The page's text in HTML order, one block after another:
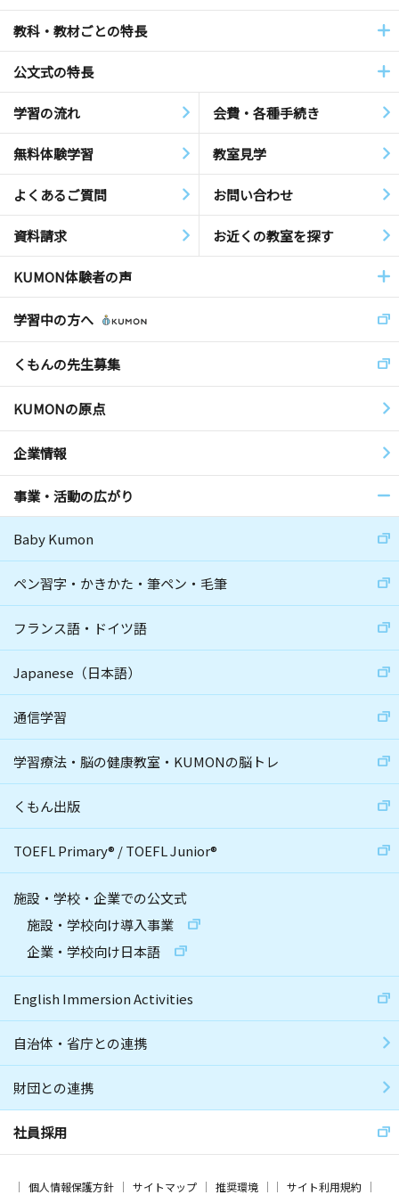
教科・教材ごとの特長
公文式の特長
学習の流れ 会費・各種手続き
無料体験学習 教室見学
よくあるご質問 お問い合わせ
資料請求 お近くの教室を探す
KUMON体験者の声
学習中の方へ
くもんの先生募集
KUMONの原点
企業情報
事業・活動の広がり
Baby Kumon
ペン習字・かきかた・筆ペン・毛筆
フランス語・ドイツ語
Japanese（日本語）
通信学習
学習療法・脳の健康教室・KUMONの脳トレ
くもん出版
TOEFL Primary® /TOEFL Junior®
施設・学校・企業での公文式
施設・学校向け導入事業
企業・学校向け日本語
English Immersion Activities
自治体・省庁との連携
財団との連携
社員採用
個人情報保護方針 サイトマップ 推奨環境 サイト利用規約